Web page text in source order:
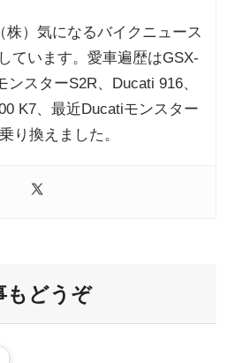
株）気になるバイクニュース
ています。愛車遍歴はGSX-
ンスターS2R、Ducati 916、
K7、最近Ducatiモンスター
り換えました。
もどうぞ